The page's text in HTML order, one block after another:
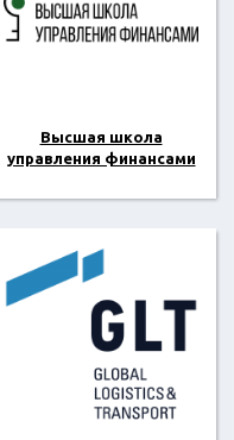
Высшая школа
управления финансами